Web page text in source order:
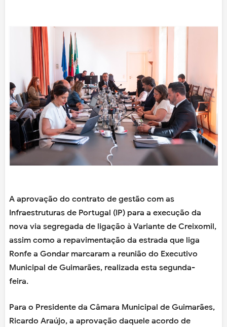
A aprovação do contrato de gestão com as
Infraestruturas de Portugal (IP) para a execução da
nova via segregada de ligação à Variante de Creixomil,
assim como a repavimentação da estrada que liga
Ronfe a Gondar marcaram a reunião do Executivo
Municipal de Guimarães, realizada esta segunda-
feira.
Para o Presidente da Câmara Municipal de Guimarães,
Ricardo Araújo, a aprovação daquele acordo de